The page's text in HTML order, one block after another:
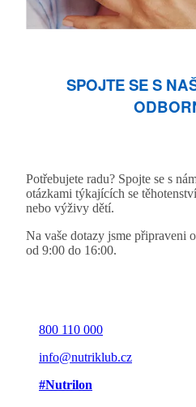
SPOJTE SE S
Potřebujete radu? Spojte se s
otázkami týkajících se
nebo výživy dětí.
Na vaše dotazy jsme připraveni
od 9:00 do 16:00.
800 110 000
info@nutriklub.cz
#Nutrilon